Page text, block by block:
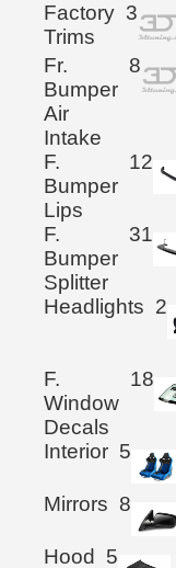
Factory
Trims
3
Fr.
Bumper
Air
Intake
8
F.
Bumper
Lips
12
F.
Bumper
Splitter
31
Headlights 2
F.
Window
Decals
18
Interior 5
Mirrors 8
Hood 5